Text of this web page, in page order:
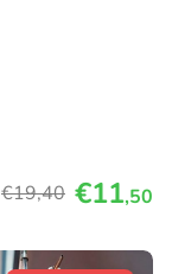
€19,40 €11,50